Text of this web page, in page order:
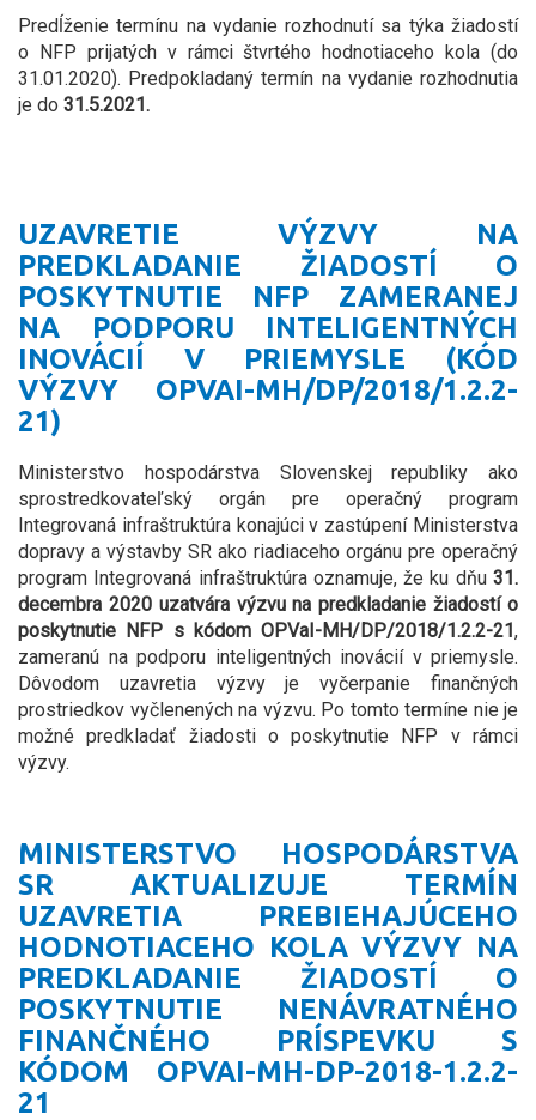
Predĺženie termínu na vydanie rozhodnutí sa týka žiadostí
o NFP prijatých v rámci štvrtého hodnotiaceho kola (do
31.01.2020). Predpokladaný termín na vydanie rozhodnutia
je do 31.5.2021.
UZAVRETIE VÝZVY NA
PREDKLADANIE ŽIADOSTÍ O
POSKYTNUTIE NFP ZAMERANEJ
NA PODPORU INTELIGENTNÝCH
INOVÁCIÍ V PRIEMYSLE (KÓD
VÝZVY OPVAI-MH/DP/2018/1.2.2-
21)
Ministerstvo hospodárstva Slovenskej republiky ako
sprostredkovateľský orgán pre operačný program
Integrovaná infraštruktúra konajúci v zastúpení Ministerstva
dopravy a výstavby SR ako riadiaceho orgánu pre operačný
program Integrovaná infraštruktúra oznamuje, že ku dňu 31.
decembra 2020 uzatvára výzvu na predkladanie žiadostí o
poskytnutie NFP s kódom OPVaI-MH/DP/2018/1.2.2-21,
zameranú na podporu inteligentných inovácií v priemysle.
Dôvodom uzavretia výzvy je vyčerpanie finančných
prostriedkov vyčlenených na výzvu. Po tomto termíne nie je
možné predkladať žiadosti o poskytnutie NFP v rámci
výzvy.
MINISTERSTVO HOSPODÁRSTVA
SR AKTUALIZUJE TERMÍN
UZAVRETIA PREBIEHAJÚCEHO
HODNOTIACEHO KOLA VÝZVY NA
PREDKLADANIE ŽIADOSTÍ O
POSKYTNUTIE NENÁVRATNÉHO
FINANČNÉHO PRÍSPEVKU S
KÓDOM OPVAI-MH-DP-2018-1.2.2-
21